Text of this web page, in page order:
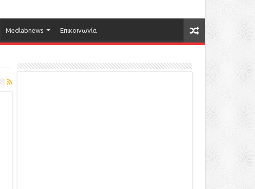
Medlabnews Επικοινωνία